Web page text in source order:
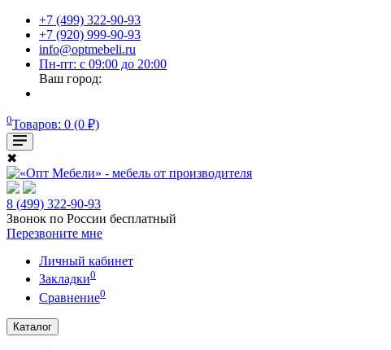
+7 (499) 322-90-93
+7 (920) 999-90-93
info@optmebeli.ru
Пн-пт: с 09:00 до 20:00
Ваш город:
0Товаров: 0 (0 ₽)
✖
8 (499) 322-90-93
Звонок по России бесплатный
Перезвоните мне
Личный кабинет
Закладки0
Сравнение0
Каталог